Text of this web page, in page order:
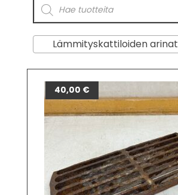
Lämmityskattiloiden arinat
40,00 €